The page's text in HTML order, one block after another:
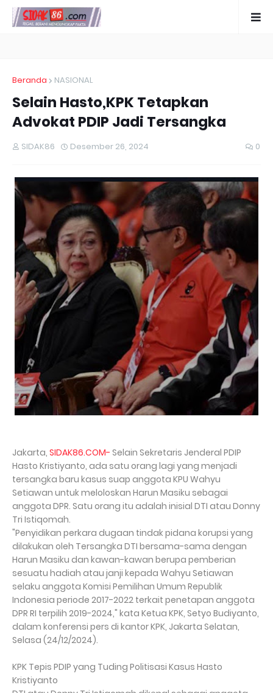
Beranda NASIONAL
Selain Hasto,KPK Tetapkan
Advokat PDIP Jadi Tersangka
SIDAK86 Desember 26, 2024 0
Jakarta, SIDAK86.COM- Selain Sekretaris Jenderal PDIP
Hasto Kristiyanto, ada satu orang lagi yang menjadi
tersangka baru kasus suap anggota KPU Wahyu
Setiawan untuk meloloskan Harun Masiku sebagai
anggota DPR. Satu orang itu adalah inisial DTI atau Donny
Tri Istiqomah.
"Penyidikan perkara dugaan tindak pidana korupsi yang
dilakukan oleh Tersangka DTI bersama-sama dengan
Harun Masiku dan kawan-kawan berupa pemberian
sesuatu hadiah atau janji kepada Wahyu Setiawan
selaku anggota Komisi Pemilihan Umum Republik
Indonesia periode 2017-2022 terkait penetapan anggota
DPR RI terpilih 2019-2024," kata Ketua KPK, Setyo Budiyanto,
dalam konferensi pers di kantor KPK, Jakarta Selatan,
Selasa (24/12/2024).
KPK Tepis PDIP yang Tuding Politisasi Kasus Hasto
Kristiyanto